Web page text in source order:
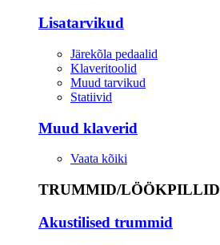
Lisatarvikud
Järekõla pedaalid
Klaveritoolid
Muud tarvikud
Statiivid
Muud klaverid
Vaata kõiki
TRUMMID/LÖÖKPILLID
Akustilised trummid